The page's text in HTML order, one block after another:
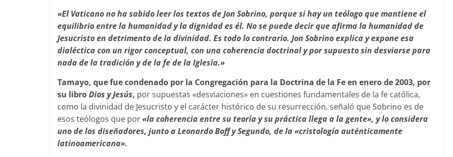
«El Vaticano no ha sabido leer los textos de Jon Sobrino, porque si hay un teólogo que mantiene el
equilibrio entre la humanidad y la dignidad es él. No se puede decir que afirma la humanidad de
Jesucristo en detrimento de la divinidad. Es todo lo contrario. Jon Sobrino explica y expone esa
dialéctica con un rigor conceptual, con una coherencia doctrinal y por supuesto sin desviarse para
nada de la tradición y de la fe de la Iglesia.»
Tamayo, que fue condenado por la Congregación para la Doctrina de la Fe en enero de 2003, por
su libroDios y Jesús, por supuestas «desviaciones» en cuestiones fundamentales de la fe católica,
como la divinidad de Jesucristo y el carácter histórico de su resurrección, señaló que Sobrino es de
esos teólogos que por«la coherencia entre su teoría y su práctica llega a la gente», y lo considera
uno de los diseñadores, junto a Leonardo Boff y Segundo, de la «cristología auténticamente
latinoamericana».